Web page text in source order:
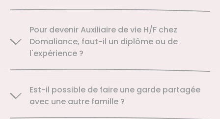
Pour devenir Auxiliaire de vie H/F chez
Domaliance, faut-il un diplôme ou de
l'expérience ?
Est-il possible de faire une garde partagée
avec une autre famille ?